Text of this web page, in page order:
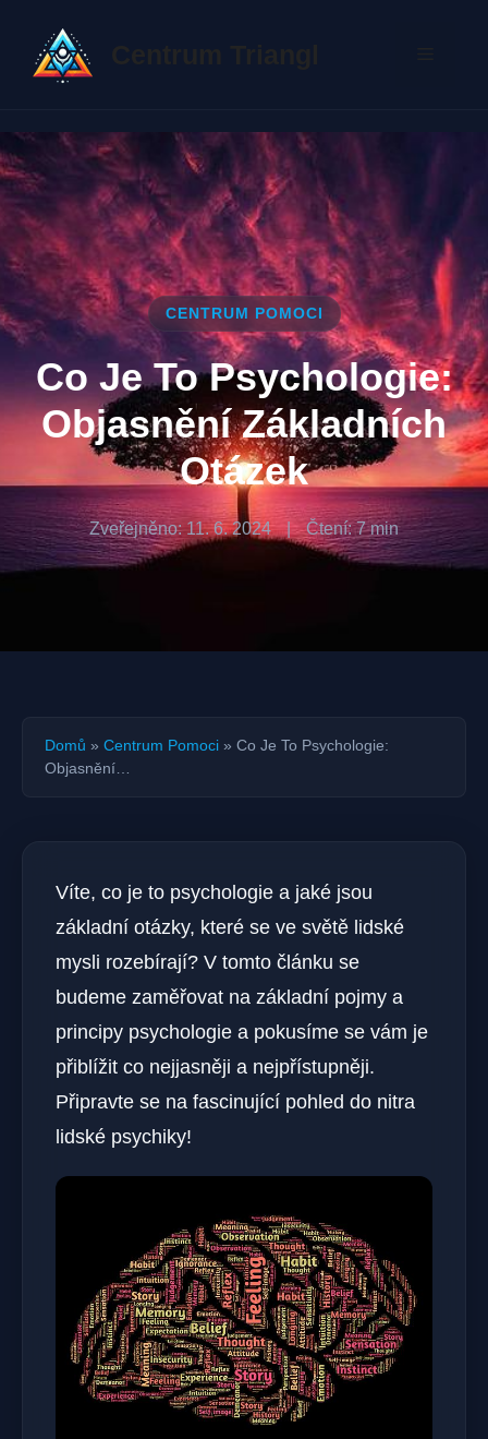
obsah
CENTRUM POMOCI
Co Je To Psychologie:
Objasnění Základních
Otázek
Zveřejněno: 11. 6. 2024 | Čtení: 7 min
Domů » Centrum Pomoci » Co Je To Psychologie:
Objasnění…
Víte, co je to psychologie a jaké jsou
základní otázky, které se ve světě lidské
mysli rozebírají? V tomto článku se
budeme zaměřovat na základní pojmy a
principy psychologie a pokusíme se vám je
přiblížit co nejjasněji a nejpřístupněji.
Připravte se na fascinující pohled do nitra
lidské psychiky!